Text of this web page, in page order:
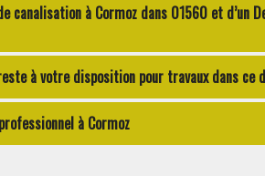
canalisation à Cormoz dans 01560 et d’un
à votre disposition pour travaux dans ce
à Cormoz